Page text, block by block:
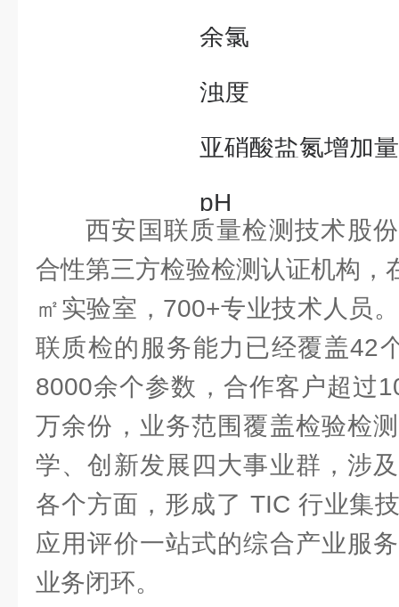
余氯
浊度
亚硝酸盐氮增加量
pH
7
色度
8
肉眼可见物
9
耗氧量增加量
西安国联质量检测技术股
合性第三方检验检测认证机构，
㎡实验室，700+专业技术人员
联质检的服务能力已经覆盖42
8000余个参数，合作客户超过
万余份，业务范围覆盖检验检
学、创新发展四大事业群，涉
各个方面，形成了 TIC 行业集
应用评价一站式的综合产业服
业务闭环。